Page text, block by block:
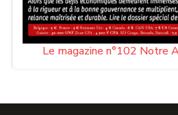
Le magazine n°102 Notre